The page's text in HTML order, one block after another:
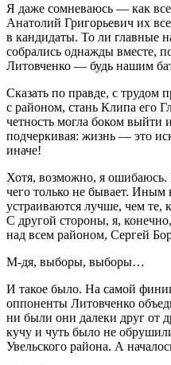
Я даже сомневаюсь — как
Анатолий Григорьевич их
в кандидаты. То ли главные
собрались однажды вместе,
Литовченко — будь нашим
Сказать по правде, с трудом
с районом, стань Клипа его
четность могла боком выйти
подчеркивая: жизнь — это
иначе!
Хотя, возможно, я ошибаюсь.
чего только не бывает. Иным
устраиваются лучше, чем те,
С другой стороны, я,
над всем районом, Сергей
М-дя, выборы, выборы…
И такое было. На самой
оппоненты Литовченко
ни были они далеки друг от
кучу и чуть было не
Увельского района. А